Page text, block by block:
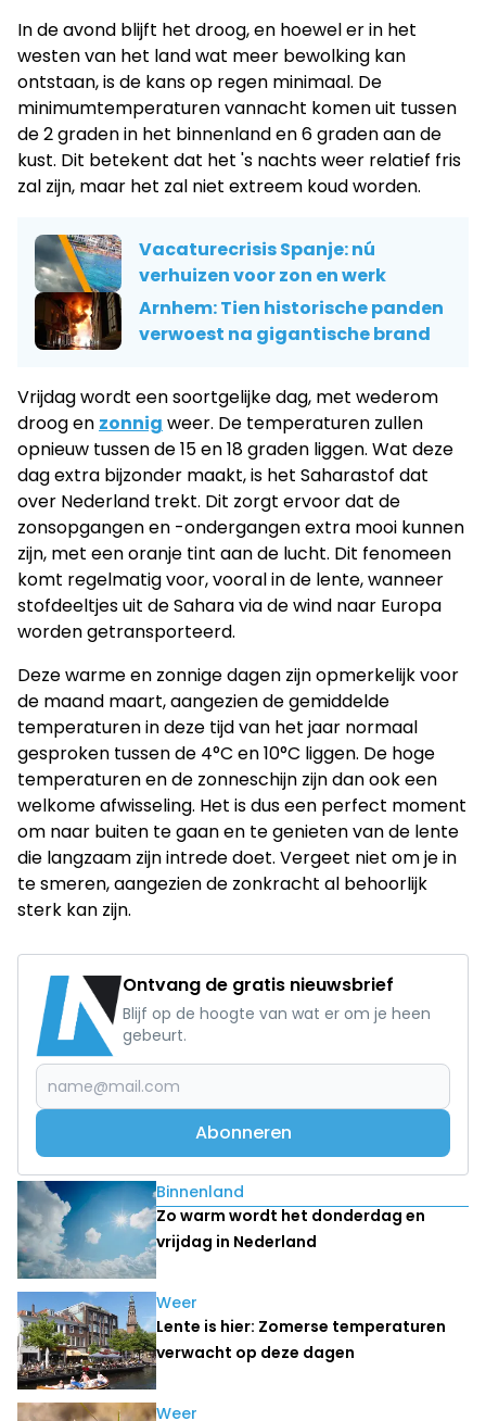
In de avond blijft het droog, en hoewel er in het
westen van het land wat meer bewolking kan
ontstaan, is de kans op regen minimaal. De
minimumtemperaturen vannacht komen uit tussen
de 2 graden in het binnenland en 6 graden aan de
kust. Dit betekent dat het 's nachts weer relatief fris
zal zijn, maar het zal niet extreem koud worden.
Vacaturecrisis Spanje: nú
verhuizen voor zon en werk
Arnhem: Tien historische panden
verwoest na gigantische brand
Vrijdag wordt een soortgelijke dag, met wederom
droog en zonnig weer. De temperaturen zullen
opnieuw tussen de 15 en 18 graden liggen. Wat deze
dag extra bijzonder maakt, is het Saharastof dat
over Nederland trekt. Dit zorgt ervoor dat de
zonsopgangen en -ondergangen extra mooi kunnen
zijn, met een oranje tint aan de lucht. Dit fenomeen
komt regelmatig voor, vooral in de lente, wanneer
stofdeeltjes uit de Sahara via de wind naar Europa
worden getransporteerd.
Deze warme en zonnige dagen zijn opmerkelijk voor
de maand maart, aangezien de gemiddelde
temperaturen in deze tijd van het jaar normaal
gesproken tussen de 4°C en 10°C liggen. De hoge
temperaturen en de zonneschijn zijn dan ook een
welkome afwisseling. Het is dus een perfect moment
om naar buiten te gaan en te genieten van de lente
die langzaam zijn intrede doet. Vergeet niet om je in
te smeren, aangezien de zonkracht al behoorlijk
sterk kan zijn.
Ontvang de gratis nieuwsbrief
Blijf op de hoogte van wat er om je heen
gebeurt.
Abonneren
Lees ook
Binnenland
Zo warm wordt het donderdag en
vrijdag in Nederland
Weer
Lente is hier: Zomerse temperaturen
verwacht op deze dagen
Weer